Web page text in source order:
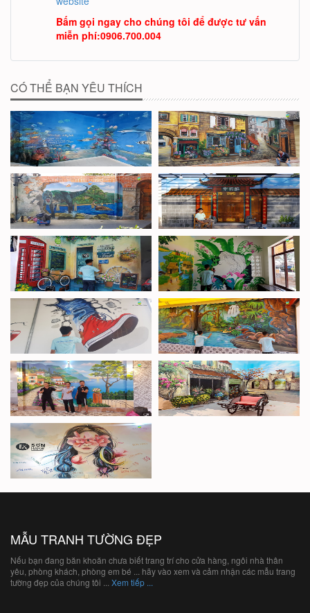
Bấm gọi ngay cho chúng tôi để được tư vấn
miễn phí:0906.700.004
CÓ THỂ BẠN YÊU THÍCH
MẪU TRANH TƯỜNG ĐẸP
Nếu bạn đang băn khoăn chưa biết trang trí cho cửa hàng, ngôi nhà thân
yêu, phòng khách, phòng em bé ... hãy vào xem và cảm nhận các mẫu trang
tường đẹp của chúng tôi ... Xem tiếp ...